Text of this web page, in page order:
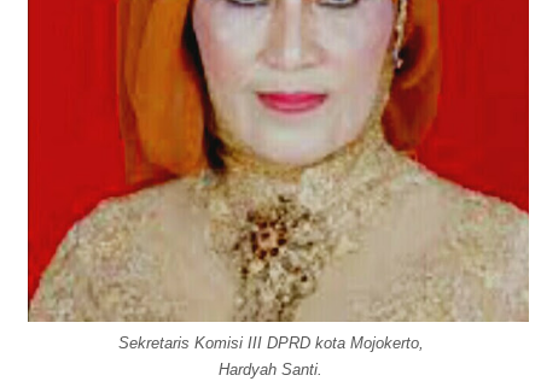
Sekretaris Komisi III DPRD kota Mojokerto,
Hardyah Santi.